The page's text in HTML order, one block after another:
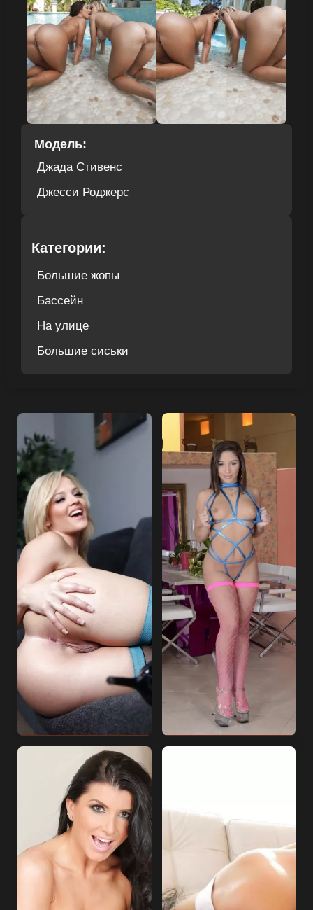
Модель:
Джада Стивенс
Джесси Роджерс
Категории:
Большие жопы
Бассейн
На улице
Большие сиськи